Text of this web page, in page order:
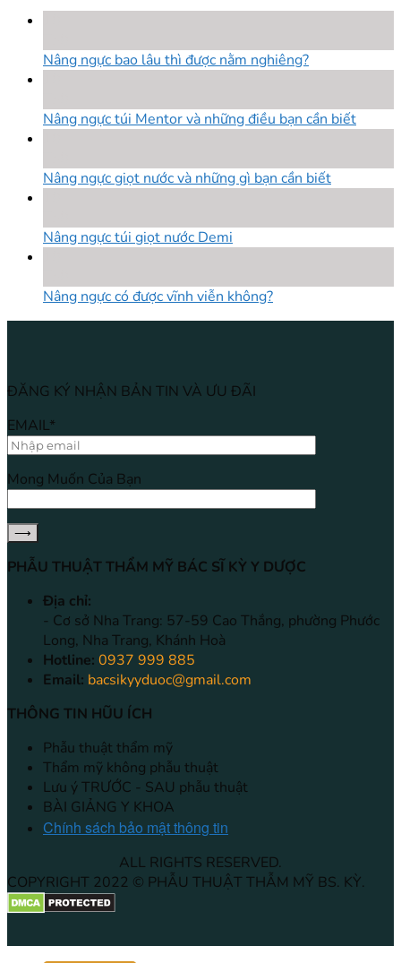
Nâng ngực bao lâu thì được nằm nghiêng?
Nâng ngực túi Mentor và những điều bạn cần biết
Nâng ngực giọt nước và những gì bạn cần biết
Nâng ngực túi giọt nước Demi
Nâng ngực có được vĩnh viễn không?
ĐĂNG KÝ NHẬN BẢN TIN VÀ ƯU ĐÃI
EMAIL*
Mong Muốn Của Bạn
PHẪU THUẬT THẨM MỸ BÁC SĨ KỲ Y DƯỢC
Địa chỉ:
- Cơ sở Nha Trang: 57-59 Cao Thắng, phường Phước
Long, Nha Trang, Khánh Hoà
Hotline: 0937 999 885
Email: bacsikyyduoc@gmail.com
THÔNG TIN HŨU ÍCH
Phẫu thuật thẩm mỹ
Thẩm mỹ không phẫu thuật
Lưu ý TRƯỚC - SAU phẫu thuật
BÀI GIẢNG Y KHOA
Chính sách bảo mật thông tin
ALL RIGHTS RESERVED.
COPYRIGHT 2022 © PHẪU THUẬT THẪM MỸ BS. KỲ.